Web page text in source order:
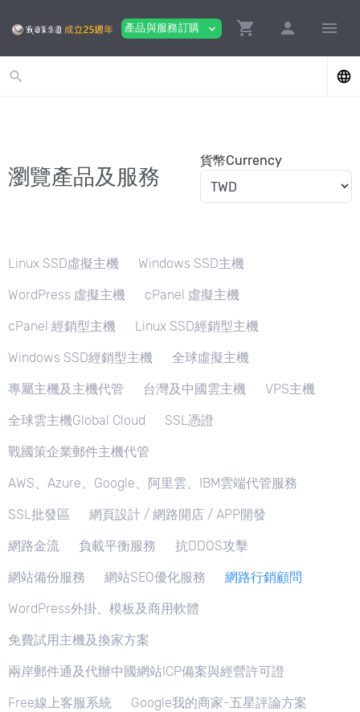
產品與服務訂購 expand_more shopping_cart person menu
search language
瀏覽產品及服務
貨幣Currency
Linux SSD虛擬主機 Windows SSD主機
WordPress 虛擬主機 cPanel 虛擬主機
cPanel 經銷型主機 Linux SSD經銷型主機
Windows SSD經銷型主機 全球虛擬主機
專屬主機及主機代管 台灣及中國雲主機 VPS主機
全球雲主機Global Cloud SSL憑證
戰國策企業郵件主機代管
AWS、Azure、Google、阿里雲、IBM雲端代管服務
SSL批發區 網頁設計 / 網路開店 / APP開發
網路金流 負載平衡服務 抗DDOS攻擊
網站備份服務 網站SEO優化服務 網路行銷顧問
WordPress外掛、模板及商用軟體
免費試用主機及換家方案
兩岸郵件通及代辦中國網站ICP備案與經營許可證
Free線上客服系統 Google我的商家-五星評論方案